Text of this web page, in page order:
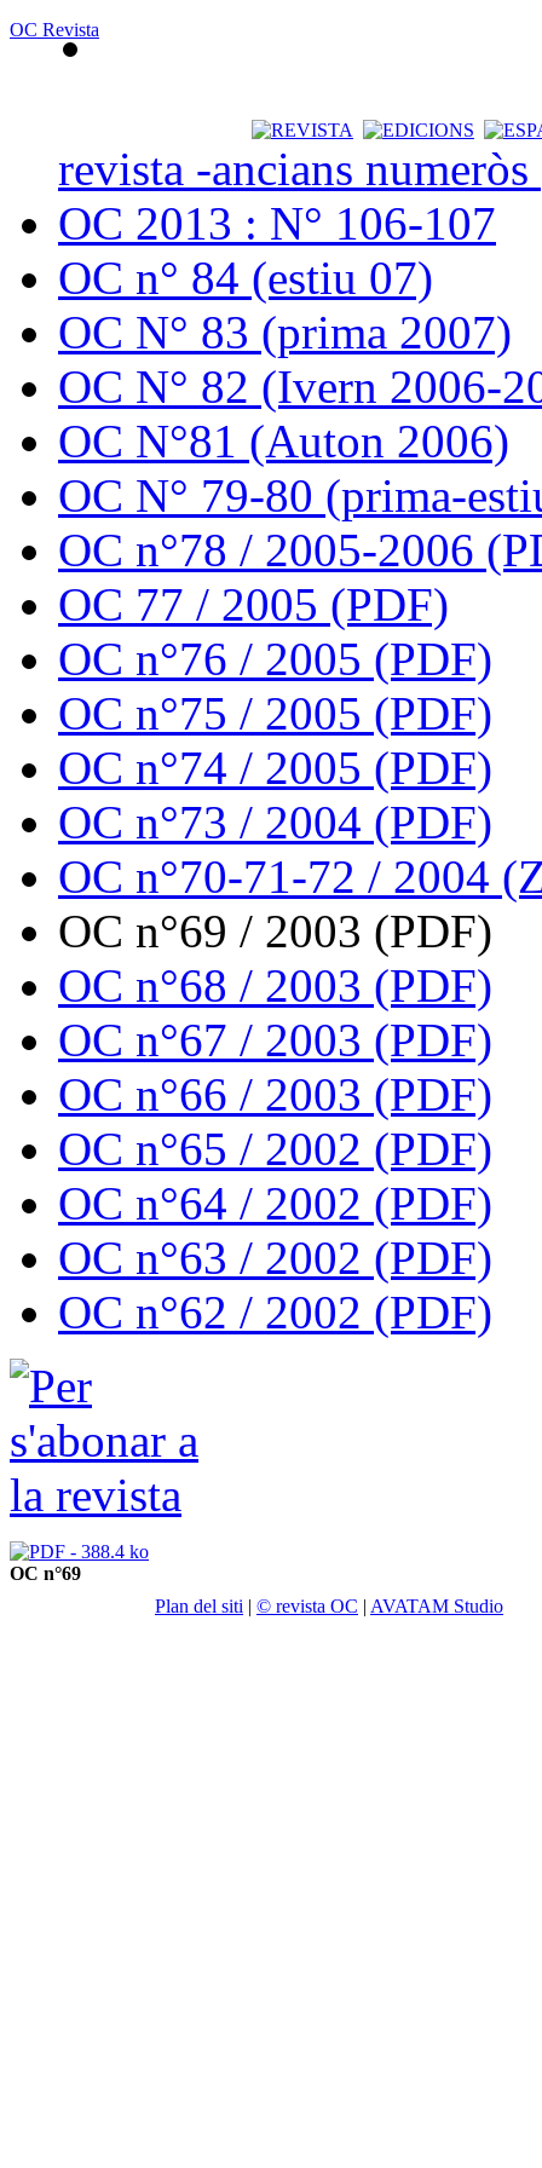
OC Revista
revista -ancians
OC 2013 : N° 106-107
OC n° 84 (estiu 07)
OC N° 83 (prima 2007)
OC N° 82 (Ivern 2006-
OC N°81 (Auton 2006)
OC N° 79-80 (prima-
OC n°78 / 2005-2006
OC 77 / 2005 (PDF)
OC n°76 / 2005 (PDF)
OC n°75 / 2005 (PDF)
OC n°74 / 2005 (PDF)
OC n°73 / 2004 (PDF)
OC n°70-71-72 / 2004
OC n°69 / 2003 (PDF)
OC n°68 / 2003 (PDF)
OC n°67 / 2003 (PDF)
OC n°66 / 2003 (PDF)
OC n°65 / 2002 (PDF)
OC n°64 / 2002 (PDF)
OC n°63 / 2002 (PDF)
OC n°62 / 2002 (PDF)
OC n°69
Plan del siti | © revista OC | AVATAM Studio